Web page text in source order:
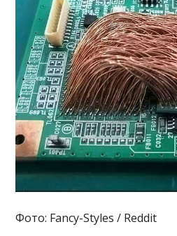
Фото: Fancy-Styles / Reddit